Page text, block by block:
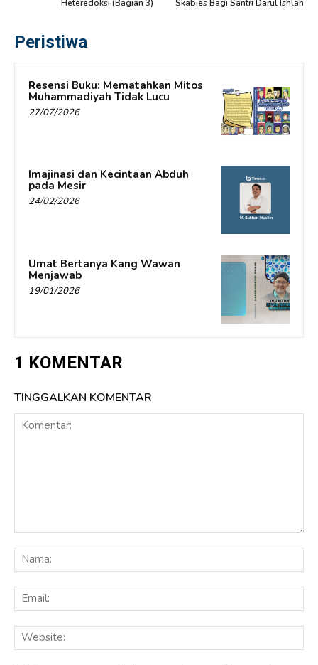
Heteredoksi (Bagian 3)
Skabies Bagi Santri Darul Ishlah
Peristiwa
Resensi Buku: Mematahkan Mitos
Muhammadiyah Tidak Lucu
27/07/2026
Imajinasi dan Kecintaan Abduh
pada Mesir
24/02/2026
Umat Bertanya Kang Wawan
Menjawab
19/01/2026
1 KOMENTAR
TINGGALKAN KOMENTAR